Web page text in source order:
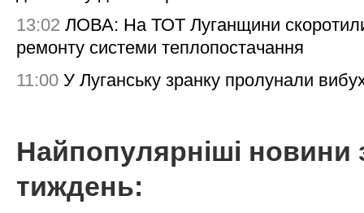
13:02 ЛОВА: На ТОТ Луганщини
ремонту системи теплопостачання
11:00 У Луганську зранку пролунали
Найпопулярніші новини
тиждень: